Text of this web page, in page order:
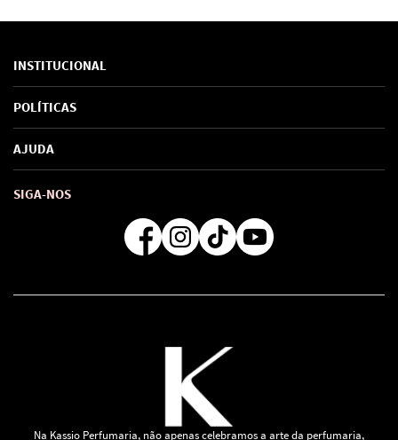
INSTITUCIONAL
Sobre Nós
Marcas
SAC de marcas
Como comprar
POLÍTICAS
Política de Privacidade
Troca e Devoluções
Formas de Pagamento
Regra de Frete Grátis
AJUDA
SIGA-NOS
Na Kassio Perfumaria, não apenas celebramos a arte da perfumaria,